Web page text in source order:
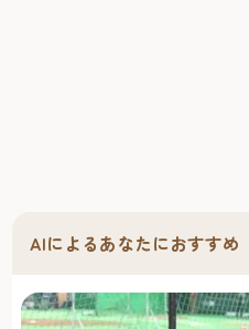
AIによるあなたにおすすめ